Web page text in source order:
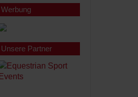
Werbung
Unsere Partner